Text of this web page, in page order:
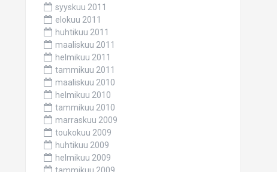
syyskuu 2011
elokuu 2011
huhtikuu 2011
maaliskuu 2011
helmikuu 2011
tammikuu 2011
maaliskuu 2010
helmikuu 2010
tammikuu 2010
marraskuu 2009
toukokuu 2009
huhtikuu 2009
helmikuu 2009